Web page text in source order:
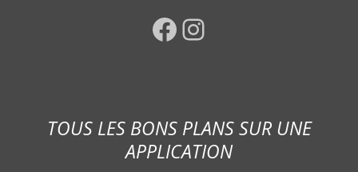
Facebook Instagram
TOUS LES BONS PLANS SUR UNE
APPLICATION